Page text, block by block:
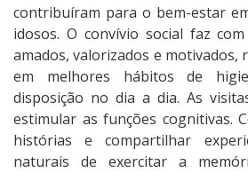
contribuíram para o bem-estar
idosos. O convívio social faz
amados, valorizados e motivados,
em melhores hábitos de
disposição no dia a dia. As
estimular as funções cognitivas.
histórias e compartilhar
naturais de exercitar a